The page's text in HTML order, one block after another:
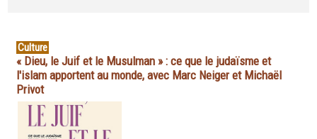
Culture
« Dieu, le Juif et le Musulman » : ce que le judaïsme et
l'islam apportent au monde, avec Marc Neiger et Michaël
Privot